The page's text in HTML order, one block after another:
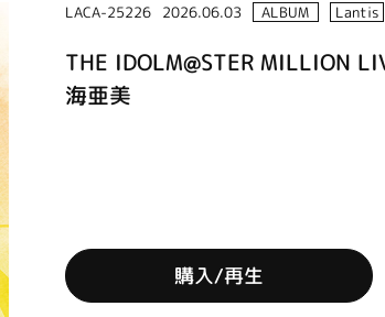
LACA-25226 2026.06.03 ALBUM Lantis
THE IDOLM@STER MILLION
海亜美
購入/再生